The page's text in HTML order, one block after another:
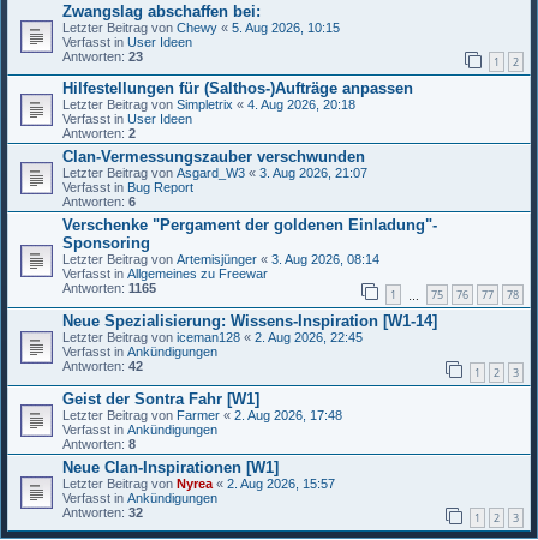
Zwangslag abschaffen bei:
Letzter Beitrag von Chewy « 5. Aug 2026, 10:15
Verfasst in User Ideen
Antworten: 23 1 2
Hilfestellungen für (Salthos-)Aufträge anpassen
Letzter Beitrag von Simpletrix « 4. Aug 2026, 20:18
Verfasst in User Ideen
Antworten: 2
Clan-Vermessungszauber verschwunden
Letzter Beitrag von Asgard_W3 « 3. Aug 2026, 21:07
Verfasst in Bug Report
Antworten: 6
Verschenke "Pergament der goldenen Einladung"-
Sponsoring
Letzter Beitrag von Artemisjünger « 3. Aug 2026, 08:14
Verfasst in Allgemeines zu Freewar
Antworten: 1165 1 75 76 77 78
Neue Spezialisierung: Wissens-Inspiration [W1-14]
Letzter Beitrag von iceman128 « 2. Aug 2026, 22:45
Verfasst in Ankündigungen
Antworten: 42 1 2 3
Geist der Sontra Fahr [W1]
Letzter Beitrag von Farmer « 2. Aug 2026, 17:48
Verfasst in Ankündigungen
Antworten: 8
Neue Clan-Inspirationen [W1]
Letzter Beitrag von Nyrea « 2. Aug 2026, 15:57
Verfasst in Ankündigungen
Antworten: 32 1 2 3